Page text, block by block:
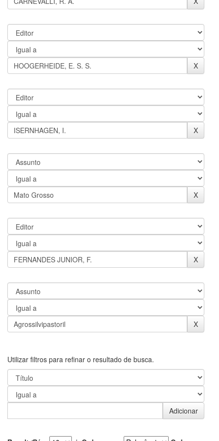
Utilizar filtros para refinar o resultado de busca.